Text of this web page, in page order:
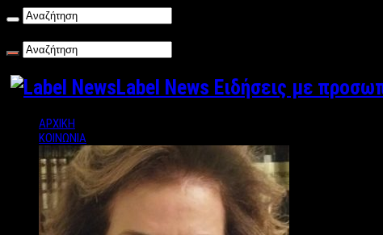
Label News Ειδήσεις με
ΑΡΧΙΚΗ
ΚΟΙΝΩΝΙΑ